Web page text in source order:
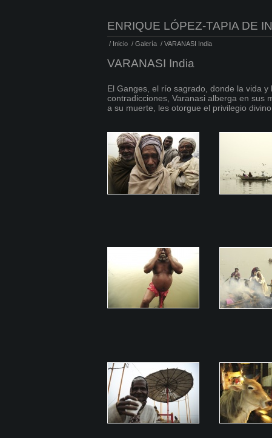
ENRIQUE LÓPEZ-TAPIA DE
/ Inicio / Galería / VARANASI India
VARANASI India
El Ganges, el río sagrado, donde la vida
contradicciones, Varanasi alberga en sus
a su muerte, les otorgue el privilegio